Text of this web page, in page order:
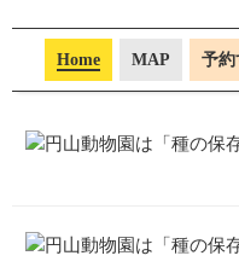
Home MAP 予約